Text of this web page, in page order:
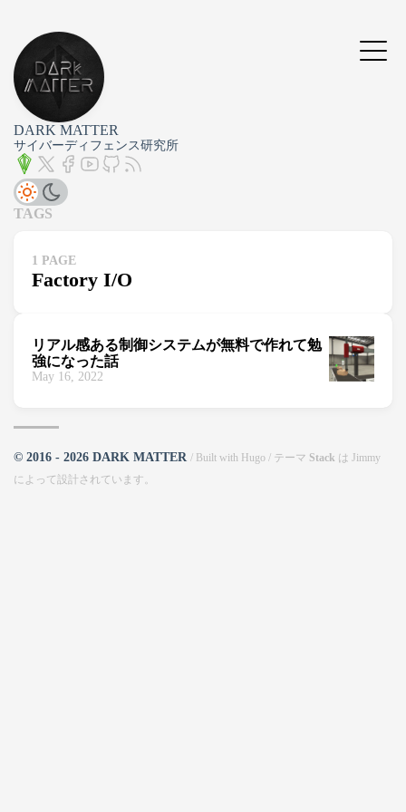
DARK MATTER
サイバーディフェンス研究所
TAGS
1 PAGE
Factory I/O
リアル感ある制御システムが無料で作れて勉
強になった話
May 16, 2022
© 2016 - 2026 DARK MATTER / Built with Hugo / テーマ Stack は Jimmy
によって設計されています。